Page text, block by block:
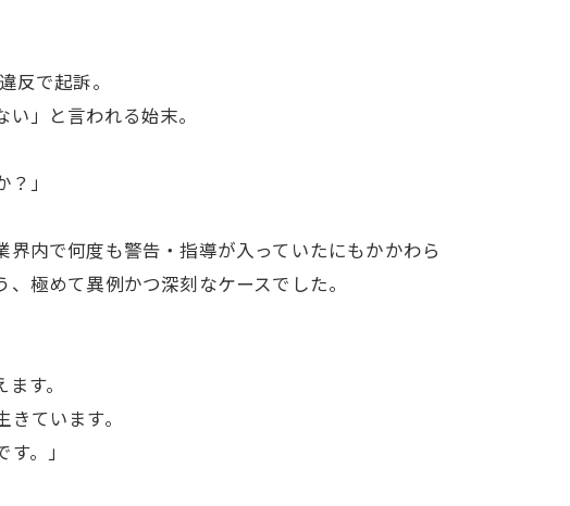
反で起訴。
」と言われる始末。
」
内で何度も警告・指導が入っていたにもかかわら
極めて異例かつ深刻なケースでした。
す。
ています。
。」